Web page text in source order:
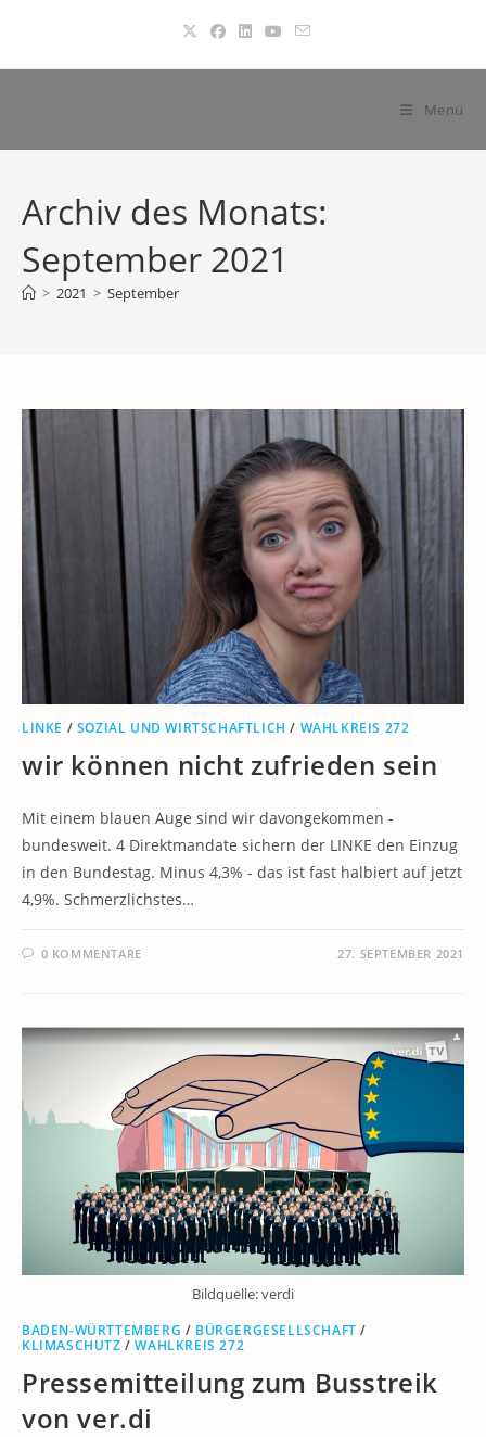
springen
Menü
Archiv des Monats:
September 2021
> 2021 > September
LINKE / SOZIAL UND WIRTSCHAFTLICH / WAHLKREIS 272
wir können nicht zufrieden sein
Mit einem blauen Auge sind wir davongekommen -
bundesweit. 4 Direktmandate sichern der LINKE den Einzug
in den Bundestag. Minus 4,3% - das ist fast halbiert auf jetzt
4,9%. Schmerzlichstes…
0 KOMMENTARE 27. SEPTEMBER 2021
Bildquelle: verdi
BADEN-WÜRTTEMBERG / BÜRGERGESELLSCHAFT /
KLIMASCHUTZ /WAHLKREIS 272
Pressemitteilung zum Busstreik
von ver.di